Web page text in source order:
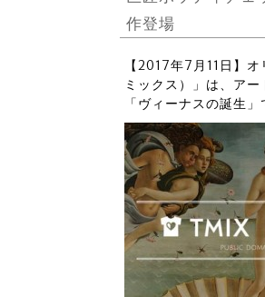
作登場
【2017年7月11日】
ミックス）」は、ア
「ヴィーナスの誕生